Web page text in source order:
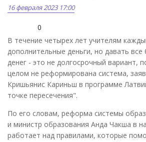
16 февраля 2023 17:00
0
В течение четырех лет учителям
дополнительные деньги, но давать
денег - это не долгосрочный вариант,
целом не реформирована система,
Кришьянис Кариньш в программе
точке пересечения".
По его словам, реформа системы
и министр образования Анда Чакша в
работает над правилами, которые